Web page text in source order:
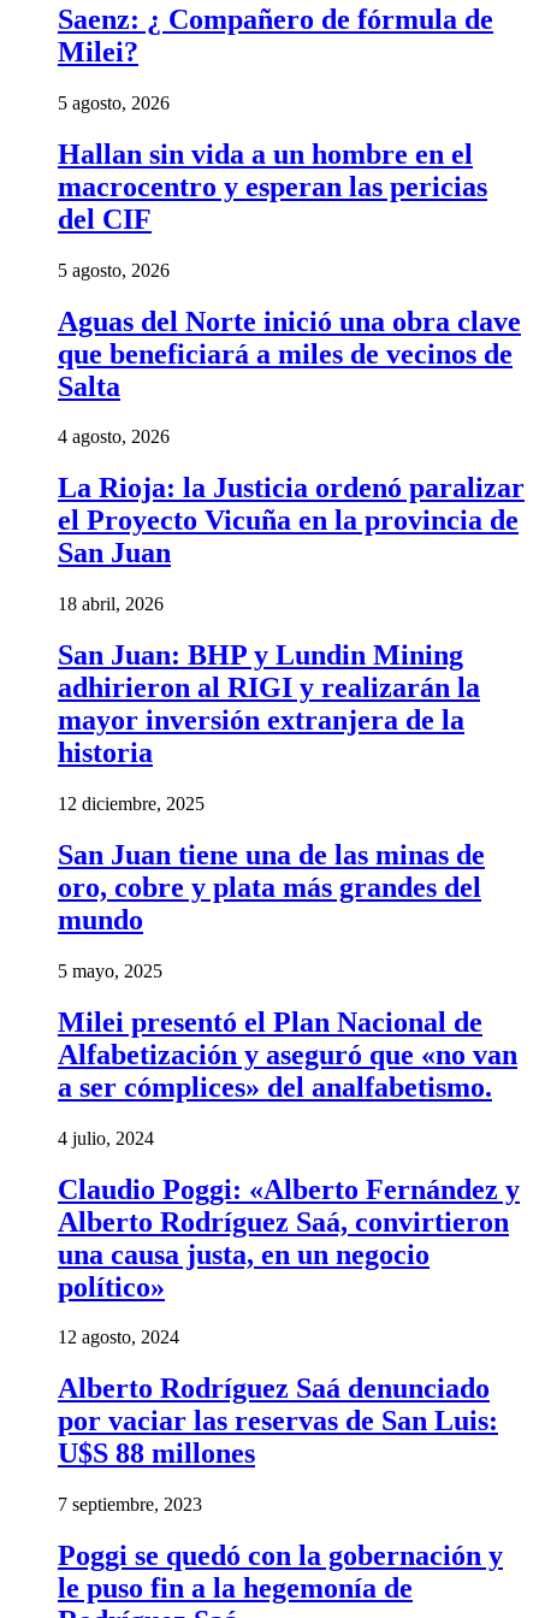
Saenz: ¿ Compañero de fórmula de
Milei?
5 agosto, 2026
Hallan sin vida a un hombre en el
macrocentro y esperan las pericias
del CIF
5 agosto, 2026
Aguas del Norte inició una obra clave
que beneficiará a miles de vecinos de
Salta
4 agosto, 2026
La Rioja: la Justicia ordenó paralizar
el Proyecto Vicuña en la provincia de
San Juan
18 abril, 2026
San Juan: BHP y Lundin Mining
adhirieron al RIGI y realizarán la
mayor inversión extranjera de la
historia
12 diciembre, 2025
San Juan tiene una de las minas de
oro, cobre y plata más grandes del
mundo
5 mayo, 2025
Milei presentó el Plan Nacional de
Alfabetización y aseguró que «no van
a ser cómplices» del analfabetismo.
4 julio, 2024
Claudio Poggi: «Alberto Fernández y
Alberto Rodríguez Saá, convirtieron
una causa justa, en un negocio
político»
12 agosto, 2024
Alberto Rodríguez Saá denunciado
por vaciar las reservas de San Luis:
U$S 88 millones
7 septiembre, 2023
Poggi se quedó con la gobernación y
le puso fin a la hegemonía de